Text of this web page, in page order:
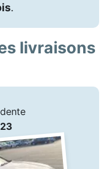
.
livraisons